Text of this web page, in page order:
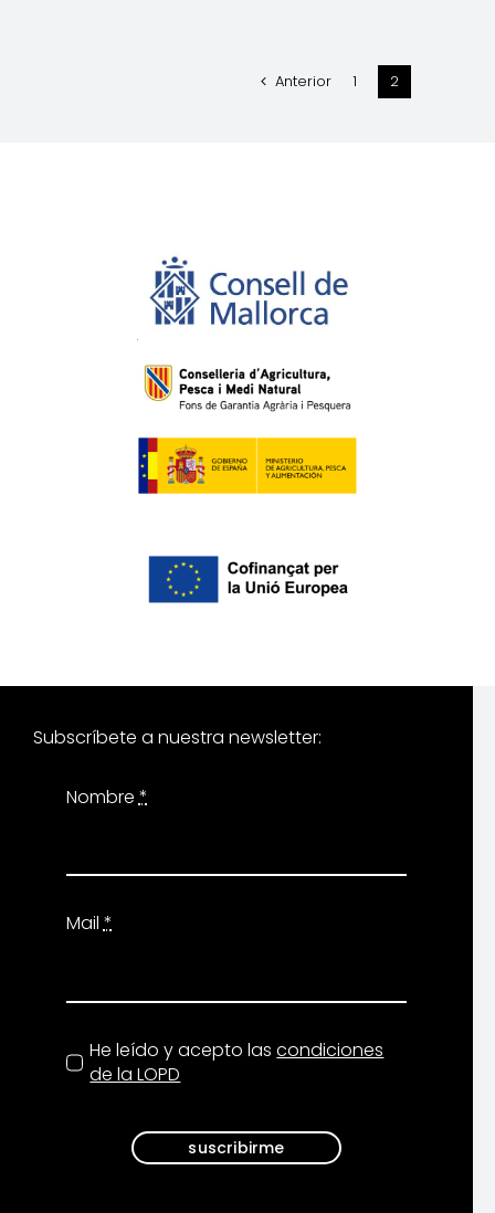
Anterior 1 2
Subscríbete a nuestra newsletter:
Nombre*
Mail*
He leído y acepto lascondiciones
de la LOPD
suscribirme